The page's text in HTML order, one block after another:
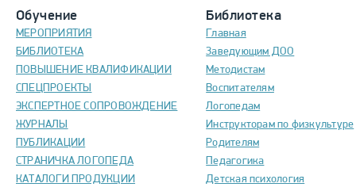
Обучение
МЕРОПРИЯТИЯ
БИБЛИОТЕКА
ПОВЫШЕНИЕ КВАЛИФИКАЦИИ
СПЕЦПРОЕКТЫ
ЭКСПЕРТНОЕ СОПРОВОЖДЕНИЕ
ЖУРНАЛЫ
ПУБЛИКАЦИИ
СТРАНИЧКА ЛОГОПЕДА
КАТАЛОГИ ПРОДУКЦИИ
Библиотека
Главная
Заведующим ДОО
Методистам
Воспитателям
Логопедам
Инструкторам по физкультуре
Родителям
Педагогика
Детская психология